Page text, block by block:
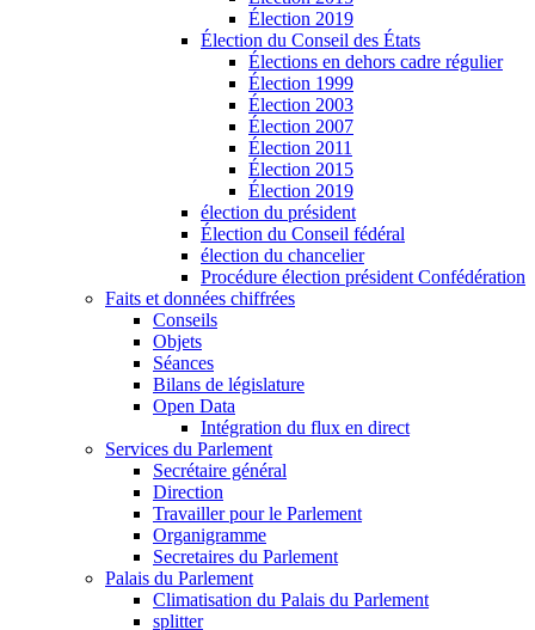
Élection 2019
Élection du Conseil des États
Élections en dehors cadre régulier
Élection 1999
Élection 2003
Élection 2007
Élection 2011
Élection 2015
Élection 2019
élection du président
Élection du Conseil fédéral
élection du chancelier
Procédure élection président Confédération
Faits et données chiffrées
Conseils
Objets
Séances
Bilans de législature
Open Data
Intégration du flux en direct
Services du Parlement
Secrétaire général
Direction
Travailler pour le Parlement
Organigramme
Secretaires du Parlement
Palais du Parlement
Climatisation du Palais du Parlement
splitter